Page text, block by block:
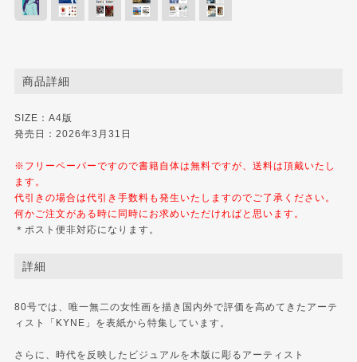
商品詳細
SIZE：A4版
発売日：2026年3月31日
※フリーペーパーですので書籍自体は無料ですが、送料は頂戴いたし
ます。
代引きの場合は代引き手数料も発生いたしますのでご了承ください。
何かご注文がある時に同時にお求めいただければと思います。
＊ポスト便非対応になります。
詳細
80号では、唯一無二の女性画を描き国内外で評価を高めてきたアーテ
ィスト「KYNE」を表紙から特集しています。
さらに、時代を反映したビジュアルを木版に彫るアーティスト